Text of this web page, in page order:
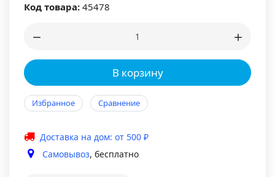
Код товара: 45478
В корзину
Избранное Сравнение
Доставка на дом: от 500 ₽
Самовывоз, бесплатно